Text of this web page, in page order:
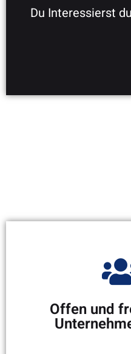
Du Interessierst
Offen und